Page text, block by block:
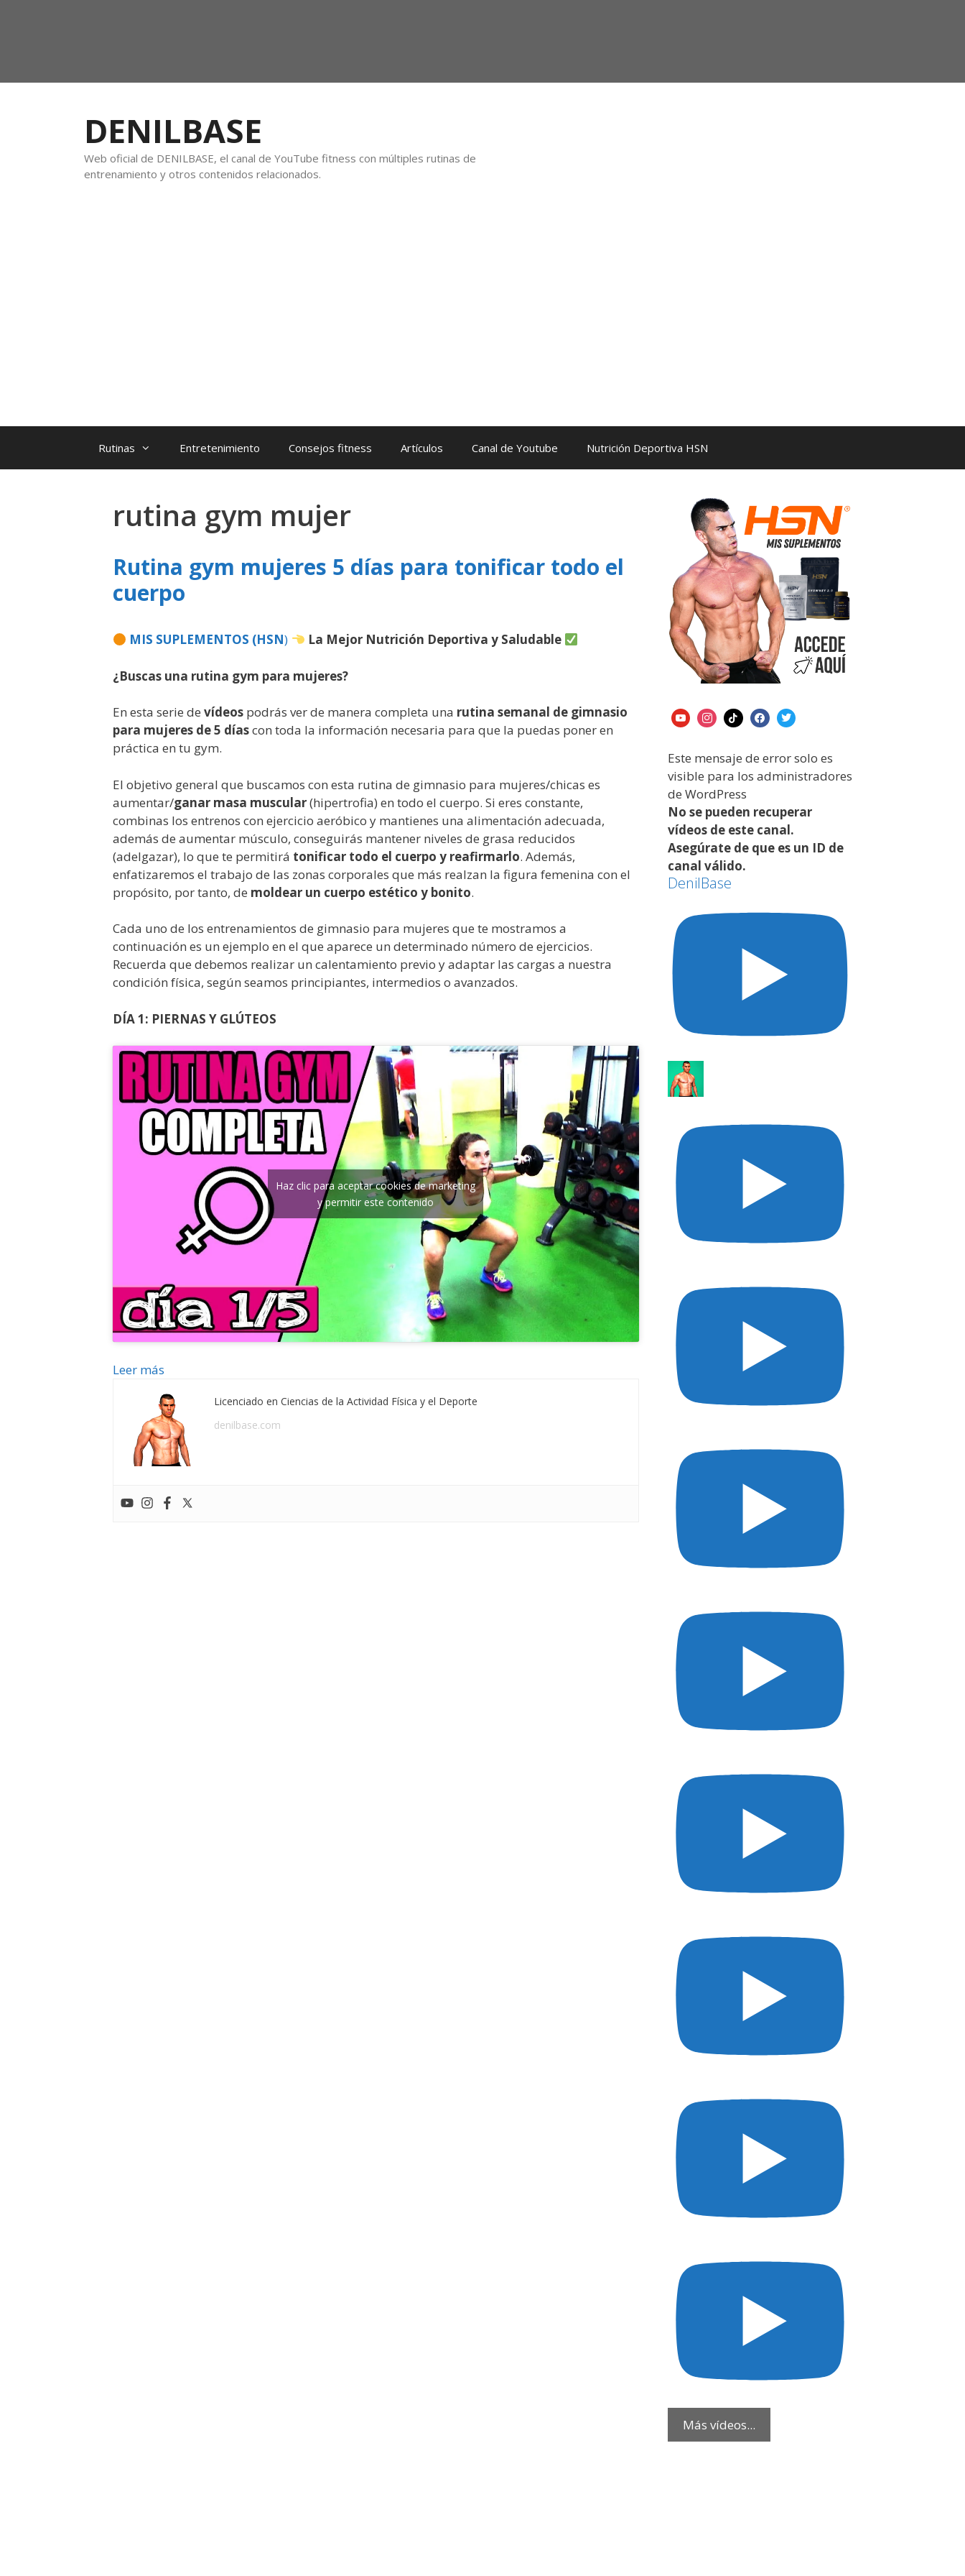
DENILBASE
Web oficial de DENILBASE, el canal de YouTube fitness con múltiples rutinas de
entrenamiento y otros contenidos relacionados.
Rutinas Entretenimiento Consejos fitness Artículos Canal de Youtube Nutrición Deportiva HSN
rutina gym mujer
Rutina gym mujeres 5 días para tonificar todo el
cuerpo
MIS SUPLEMENTOS (HSN) La Mejor Nutrición Deportiva y Saludable
¿Buscas una rutina gym para mujeres?
En esta serie de vídeos podrás ver de manera completa una rutina semanal de gimnasio
para mujeres de 5 díascon toda la información necesaria para que la puedas poner en
práctica en tu gym.
El objetivo general que buscamos con esta rutina de gimnasio para mujeres/chicas es
aumentar/ganar masa muscular(hipertrofia) en todo el cuerpo. Si eres constante,
combinas los entrenos con ejercicio aeróbico y mantienes una alimentación adecuada,
además de aumentar músculo, conseguirás mantener niveles de grasa reducidos
(adelgazar), lo que te permitirá tonificar todo el cuerpo y reafirmarlo. Además,
enfatizaremos el trabajo de las zonas corporales que más realzan la figura femenina con el
propósito, por tanto, de moldear un cuerpo estético y bonito.
Cada uno de los entrenamientos de gimnasio para mujeres que te mostramos a
continuación es un ejemplo en el que aparece un determinado número de ejercicios.
Recuerda que debemos realizar un calentamiento previo y adaptar las cargas a nuestra
condición física, según seamos principiantes, intermedios o avanzados.
DÍA 1: PIERNAS Y GLÚTEOS
Haz clic para aceptar cookies de marketing
y permitir este contenido
Leer más
Licenciado en Ciencias de la Actividad Física y el Deporte
denilbase.com
Este mensaje de error solo es
visible para los administradores
de WordPress
No se pueden recuperar
vídeos de este canal.
Asegúrate de que es un ID de
canal válido.
DenilBase
Más vídeos...